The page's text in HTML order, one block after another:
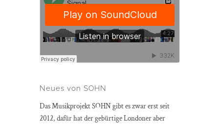
Neues von SOHN
Das Musikprojekt SOHN gibt es zwar erst seit
2012, dafür hat der gebürtige Londoner aber